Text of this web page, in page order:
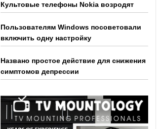
Культовые телефоны Nokia возродят
Пользователям Windows посоветовали
включить одну настройку
Названо простое действие для снижения
симптомов депрессии